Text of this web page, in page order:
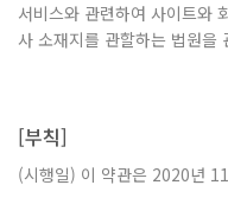
서비스와 관련하여 사이트와
사 소재지를 관할하는 법원을
[부칙]
(시행일) 이 약관은 2020년